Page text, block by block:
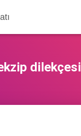
dilekçesi